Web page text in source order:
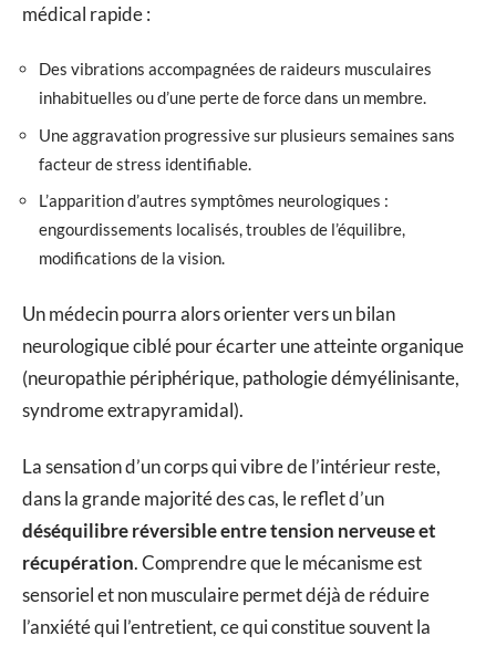
médical rapide :
Des vibrations accompagnées de raideurs musculaires
inhabituelles ou d’une perte de force dans un membre.
Une aggravation progressive sur plusieurs semaines sans
facteur de stress identifiable.
L’apparition d’autres symptômes neurologiques :
engourdissements localisés, troubles de l’équilibre,
modifications de la vision.
Un médecin pourra alors orienter vers un bilan
neurologique ciblé pour écarter une atteinte organique
(neuropathie périphérique, pathologie démyélinisante,
syndrome extrapyramidal).
La sensation d’un corps qui vibre de l’intérieur reste,
dans la grande majorité des cas, le reflet d’un
déséquilibre réversible entre tension nerveuse et
récupération. Comprendre que le mécanisme est
sensoriel et non musculaire permet déjà de réduire
l’anxiété qui l’entretient, ce qui constitue souvent la